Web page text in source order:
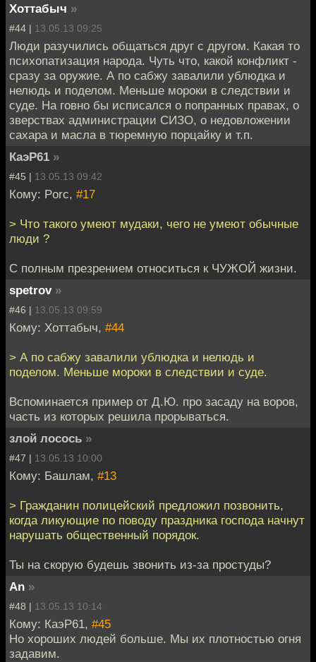
Хоттабыч »
#44 | 13.05.13 09:25
Люди разучились общаться друг с другом. Какая то
психопатизация народа. Чуть что, какой конфликт -
сразу за оружие. А по сабжу завалили ублюдка и
нелюдь и поделом. Меньше мороки в следствии и
суде. На говно бы исписался о попранных правах, о
зверствах администрации СИЗО, о недовложении
сахара и масла в тюремную порцайку и т.п.
КаэР61 »
#45 | 13.05.13 09:42
Кому: Porc, #17
> Что такого умеют мудаки, чего не умеют обычные
люди ?
С полным презрением относиться к ЧУЖОЙ жизни.
spetrov »
#46 | 13.05.13 09:59
Кому: Хоттабыч, #44
> А по сабжу завалили ублюдка и нелюдь и
поделом. Меньше мороки в следствии и суде.
Вспоминается пример от Д.Ю. про засаду на воров,
часть из которых решила прорываться.
злой лосось »
#47 | 13.05.13 10:00
Кому: Башлам, #13
> Гражданин полицейский предложил позвонить,
когда ликующие по поводу праздника господа начнут
нарушать общественный порядок.
Ты на скорую будешь звонить из-за простуды?
An »
#48 | 13.05.13 10:14
Кому: КаэР61, #45
Но хороших людей больше. Мы их плотностью огня
задавим.